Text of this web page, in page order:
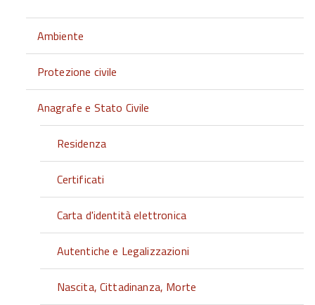
Ambiente
Protezione civile
Anagrafe e Stato Civile
Residenza
Certificati
Carta d'identità elettronica
Autentiche e Legalizzazioni
Nascita, Cittadinanza, Morte